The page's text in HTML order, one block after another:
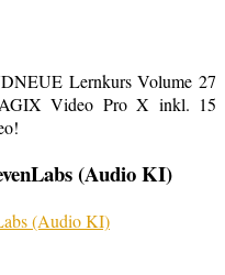
Lernkurs Volume 27
Video Pro X inkl. 15
(Audio KI)